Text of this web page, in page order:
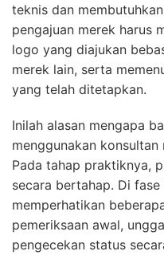
teknis dan
pengajuan merek harus
logo yang diajukan
merek lain, serta
yang telah ditetapkan.
Inilah alasan mengapa
menggunakan
Pada tahap praktiknya,
secara bertahap. Di
memperhatikan
pemeriksaan awal,
pengecekan status